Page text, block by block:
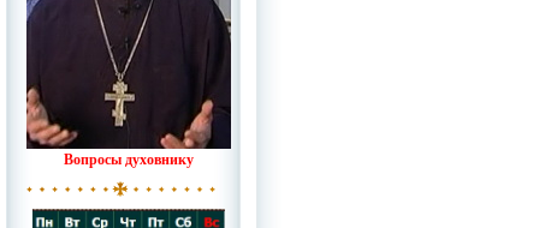
Вопросы духовнику